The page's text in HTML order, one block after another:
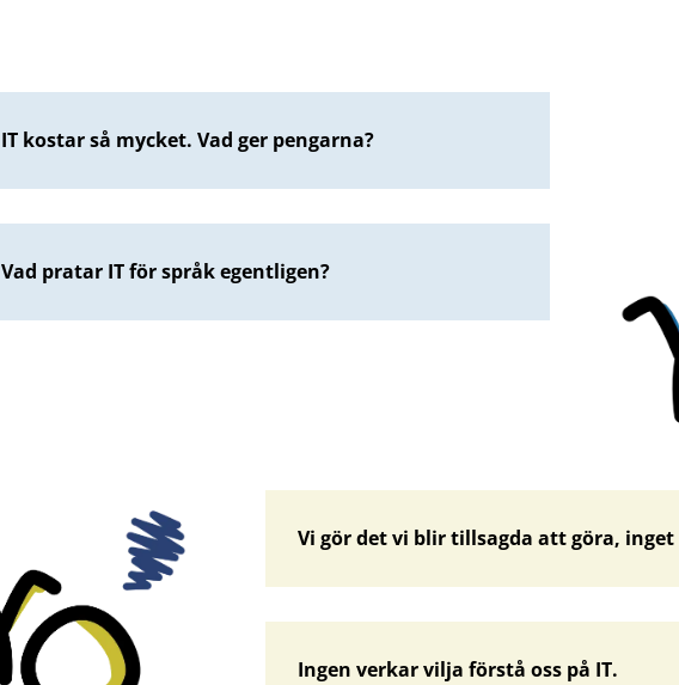
IT kostar så mycket. Vad ger pengarna?
Vad pratar IT för språk egentligen?
Vi gör det vi blir tillsagda att göra,
Ingen verkar vilja förstå oss på IT.